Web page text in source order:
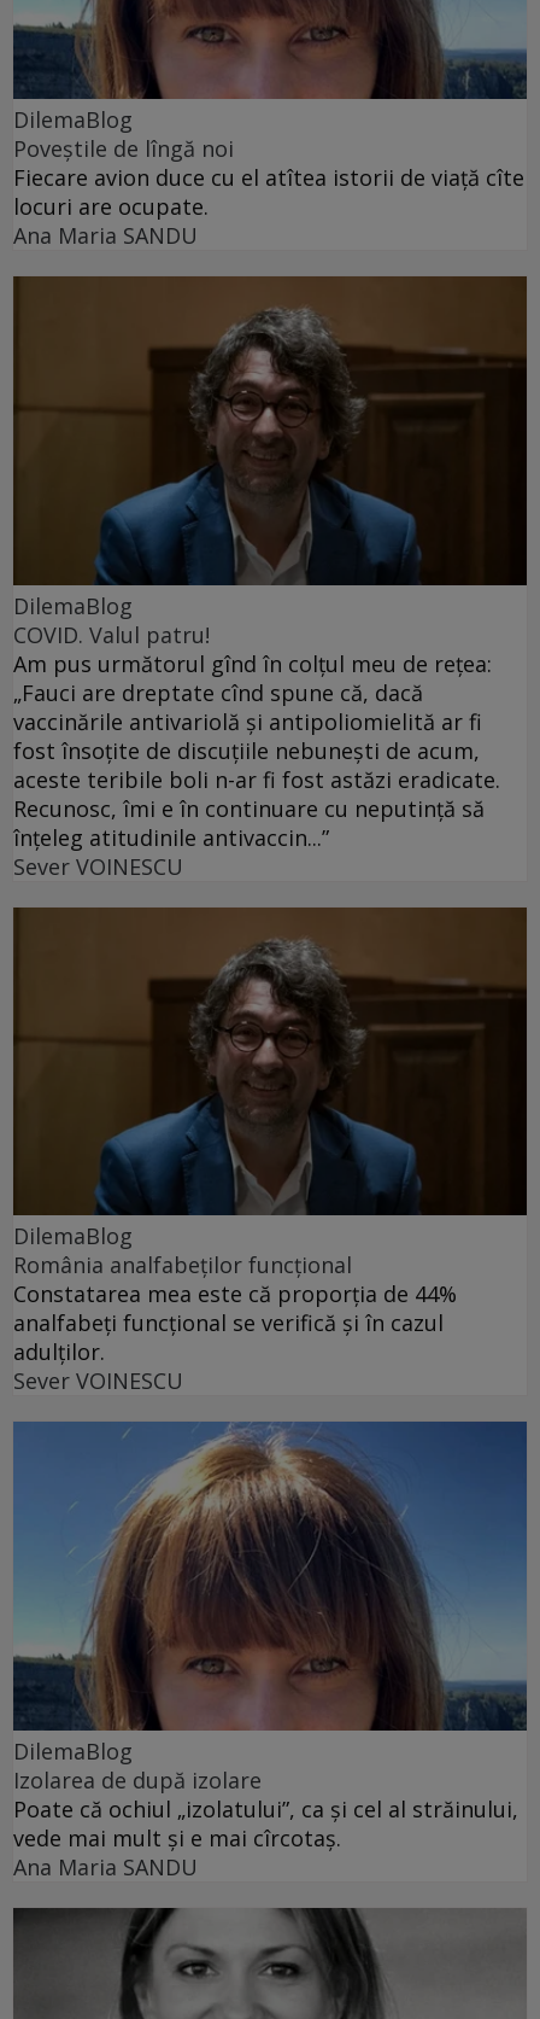
DilemaBlog
Poveștile de lîngă noi
Fiecare avion duce cu el atîtea istorii de viață cîte
locuri are ocupate.
Ana Maria SANDU
DilemaBlog
COVID. Valul patru!
Am pus următorul gînd în colțul meu de rețea:
„Fauci are dreptate cînd spune că, dacă
vaccinările antivariolă și antipoliomielită ar fi
fost însoțite de discuțiile nebunești de acum,
aceste teribile boli n-ar fi fost astăzi eradicate.
Recunosc, îmi e în continuare cu neputință să
înțeleg atitudinile antivaccin...”
Sever VOINESCU
DilemaBlog
România analfabeților funcțional
Constatarea mea este că proporția de 44%
analfabeți funcțional se verifică și în cazul
adulților.
Sever VOINESCU
DilemaBlog
Izolarea de după izolare
Poate că ochiul „izolatului”, ca și cel al străinului,
vede mai mult și e mai cîrcotaș.
Ana Maria SANDU